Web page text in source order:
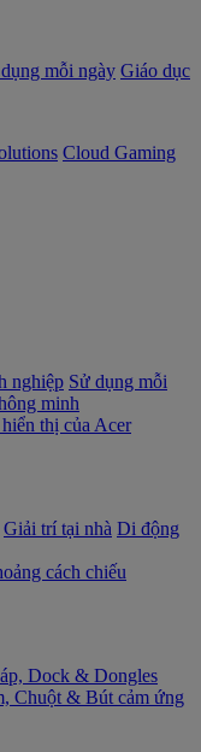
mỗi ngày Giáo dục
Cloud Gaming
nghiệp Sử dụng mỗi
minh
thị của Acer
Giải trí tại nhà Di động
cách chiếu
Dock & Dongles
Chuột & Bút cảm ứng